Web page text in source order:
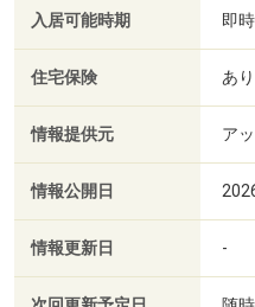
入居可能時期 即時
住宅保険 あり
情報提供元 ア
情報公開日
情報更新日 -